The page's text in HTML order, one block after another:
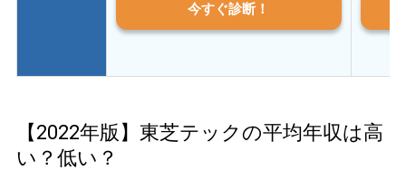
今すぐ診断！
【2022年版】東芝テックの平均年収は高
い？低い？